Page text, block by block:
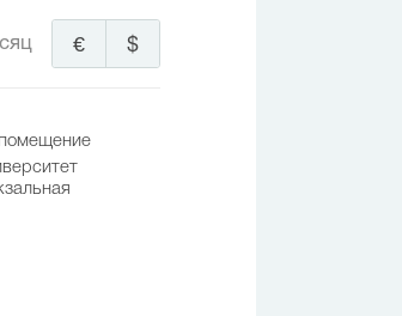
$
€